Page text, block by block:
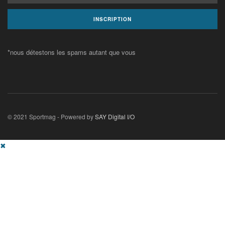
*nous détestons les spams autant que vous
© 2021 Sportmag - Powered bySAY Digital I/O
✖